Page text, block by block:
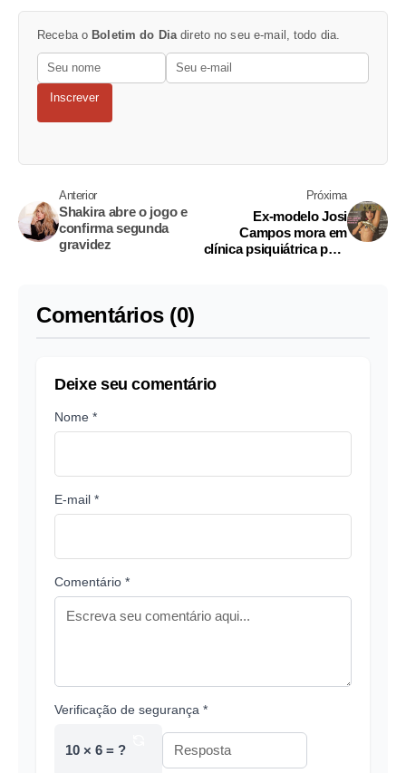
Receba o Boletim do Diadireto no seu e-mail, todo dia.
Inscrever
Anterior
Shakira abre o jogo e
confirma segunda
gravidez
Próxima
Ex-modelo Josi
Campos mora em
clínica psiquiátrica para
Comentários (0)
Deixe seu comentário
Nome *
E-mail *
Comentário *
Verificação de segurança *
10 × 6 = ?